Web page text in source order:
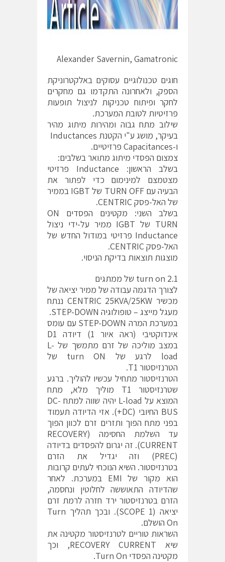
Alexander Savernin, Gamatronic
חוגים טכנולוגיים עסוקים באלקטרוניקת
הספק, ולאחרונה התקדמו גם מחקרים
לחקר ופיתוח טכניקות לניצול תופעות
פרזיטיות לטובת המערכת.
שילוב מתח גבוה ומהירות מיתוג מהיר
בעיקר, מושג ע"י הקטנת Inductances
ו-Capacitances פרזיטיים.
צמצום הפסדי מיתוג מתואר בשלבים:
בשלב הראשון: Inductance פרזיטי
מצטמצם למינימום כדי לפתור את
הבעיה עם TURN OFF של IGBT בממיר
של האל-פסק CENTRIC.
בשלב השני: מקטינים הפסדים ON
TURN של IGBT ממיר על-ידי ניצול
Inductance פרזיטי במודול החדש של
האל-פסק CENTRIC.
מוצגות תוצאות בדיקת הניסוי.
2.1 turn on של ממתגים
לצורך הדגמה עבודה של ממיר יציאה של
מכשיר CENTRIC 25KVA/25KW ננתח
מעגל מייצג – טופולוגיה STEP-DOWN.
במערכת המרה STEP-DOWN עם עומס
אינדוקטיבי (ראה איור 1) דיודה D1
במצב מוליכה של זרם מתמשך של L-
load לרגע של turn ON של
הטרנזיסטור T1.
הטרנזיסטור מתחיל עכשיו להוליך. ברגע
שטרנזיסטור T1 מוליך מלא, מתח
המוצא על L-load יהיה שווה למתח DC-
BUS החיובי (DC+). אזי הדיודה תעמוד
בפני מתח הפוך ותזרים זרם לכוון הפוך
עד השלמת החסימה (RECOVERY
CURRENT). זה יגרום להפסדים בדיודה
(PREC) וזה יגדיל את הזרם
בטרנזיסטור. השיא הנוכחי לעתים קרובות
הוא מקור של EMI במערכת. לאחר
שהדיודה התאוששה לחלוטין ונחסמה,
הזרם בטרנזיסטור ירד חזרה לרמת זרם
יציאה (SCOPE 1). ובכך תהליך Turn
On הושלם.
השראות טוריים לטרנזיסטור מקטינה את
שיא RECOVERY CURRENT, וכך
מקטינה הפסדי Turn On.